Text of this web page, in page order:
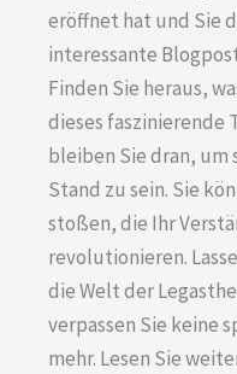
eröffnet hat und Sie
interessante
Finden Sie heraus,
dieses faszinierende
bleiben Sie dran,
Stand zu sein. Sie
stoßen, die Ihr
revolutionieren.
die Welt der
verpassen Sie keine
mehr. Lesen Sie